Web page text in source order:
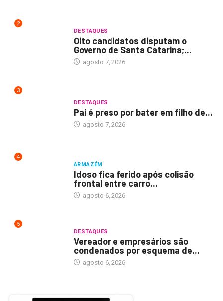
2
DESTAQUES
Oito candidatos disputam o
Governo de Santa Catarina;...
agosto 7, 2026
3
DESTAQUES
Pai é preso por bater em filho de...
agosto 7, 2026
4
ARMAZÉM
Idoso fica ferido após colisão
frontal entre carro...
agosto 6, 2026
5
DESTAQUES
Vereador e empresários são
condenados por esquema de...
agosto 6, 2026